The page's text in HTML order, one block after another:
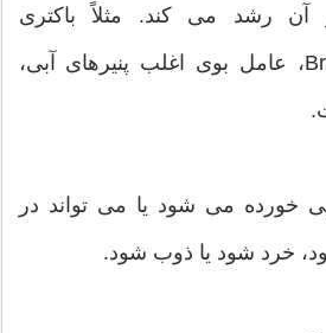
آن رشد می کند. مثلاً باکتری
Brevibacterium linens، عامل بوی اغلب پنیرهای آبی،
خورده می شود یا می تواند در
خرد شود یا ذوب شود.